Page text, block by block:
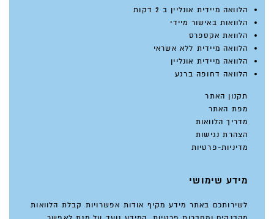
הלוואה מיידית אונליין ב 2 דקות
הלוואות באישור מיידי
הלוואת אקספרס
הלוואה מיידית ללא אשראי
הלוואה מיידית אונליין
הלוואה דחופה ברגע
תקנון האתר
מפת האתר
מדריך הלוואות
הצהרת נגישות
מדיניות-פרטיות
מידע שימושי
לשירותכם באתר מידע מקיף אודות אפשרויות קבלת הלוואות